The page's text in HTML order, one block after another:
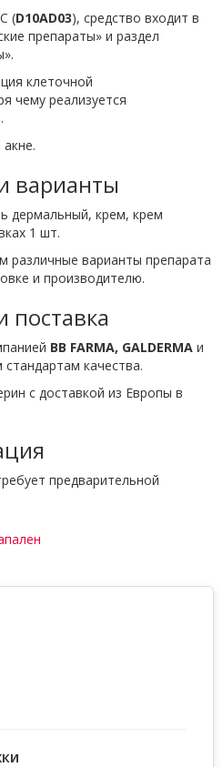
(D10AD03), средство входит в
препараты» и раздел
клеточной
чему реализуется
варианты
дермальный, крем, крем
1 шт.
различные варианты препарата
и производителю.
поставка
BB FARMA, GALDERMA и
качества.
с доставкой из Европы в
предварительной